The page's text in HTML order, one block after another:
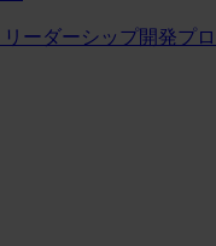
ーダーシップ開発プ